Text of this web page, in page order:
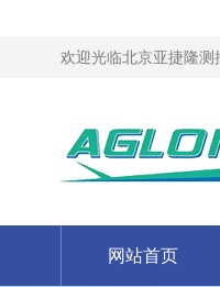
欢迎光临北京亚捷隆测
网站首页